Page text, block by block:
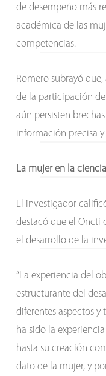
de desempeño más
académica de las
competencias.
Romero subrayó
de la participación
aún persisten
información precisa
La mujer en la
El investigador
destacó que el Oncti
el desarrollo de la
“La experiencia del
estructurante del
diferentes aspectos
ha sido la
hasta su creación
dato de la mujer, y